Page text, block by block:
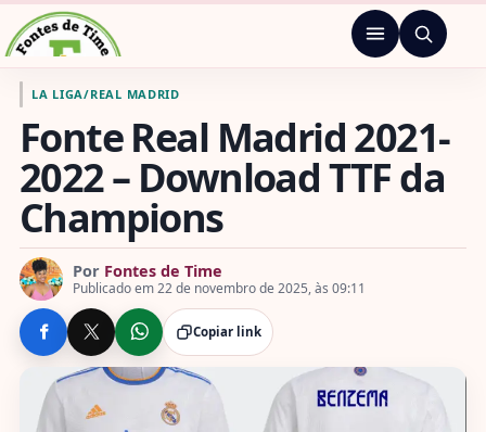
Pular para o conteúdo
Ir para a página inicial de Fontes de Time
Menu
LA LIGA/REAL MADRID
Fonte Real Madrid 2021-
2022 – Download TTF da
Champions
Por Fontes de Time
Publicado em 22 de novembro de 2025, às 09:11
COMPARTILHE Copiar link